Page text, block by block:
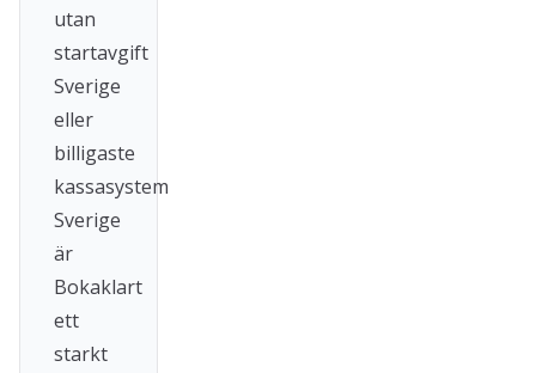
utan
startavgift
Sverige
eller
billigaste
kassasystem
Sverige
är
Bokaklart
ett
starkt